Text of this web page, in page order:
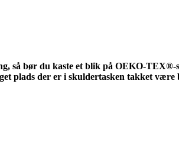
bør du kaste et blik på OEKO-TEX®-
plads der er i skuldertasken takket være